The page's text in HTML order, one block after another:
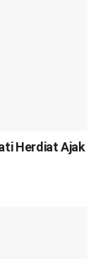
Herdiat Ajak